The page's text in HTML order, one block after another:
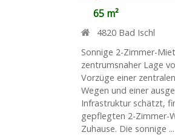
65 m²
4820 Bad Ischl
Sonnige 2-Zimmer-
zentrumsnaher Lage
Vorzüge einer
Wegen und einer
Infrastruktur schätzt,
gepflegten 2-Zimmer-
Zuhause. Die sonnige ...